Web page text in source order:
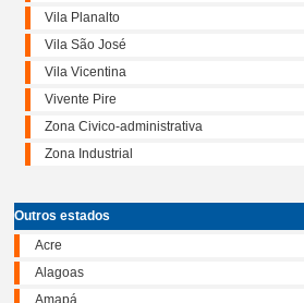
Vila Planalto
Vila São José
Vila Vicentina
Vivente Pire
Zona Civico-administrativa
Zona Industrial
Outros estados
Acre
Alagoas